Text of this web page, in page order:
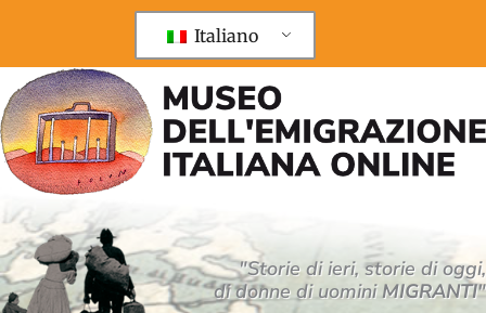
Italiano
"Storie di ieri, storie di oggi,
di donne di uominiMIGRANTI"